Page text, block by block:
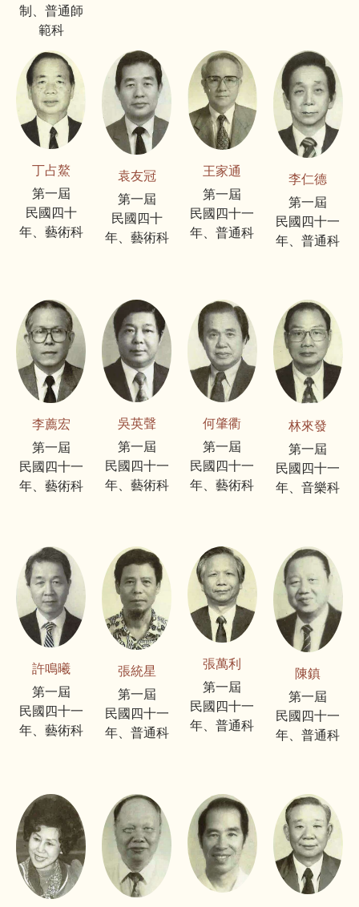
制、普通師
範科
丁占鰲
第一屆
民國四十
年、藝術科
袁友冠
第一屆
民國四十
年、藝術科
王家通
第一屆
民國四十一
年、普通科
李仁德
第一屆
民國四十一
年、普通科
李薦宏
第一屆
民國四十一
年、藝術科
吳英聲
第一屆
民國四十一
年、藝術科
何肇衢
第一屆
民國四十一
年、藝術科
林來發
第一屆
民國四十一
年、音樂科
許鳴曦
第一屆
民國四十一
年、藝術科
張統星
第一屆
民國四十一
年、普通科
張萬利
第一屆
民國四十一
年、普通科
陳鎮
第一屆
民國四十一
年、普通科